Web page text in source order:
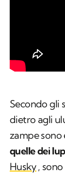
Secondo gli
dietro agli
zampe
quelle dei
Husky,